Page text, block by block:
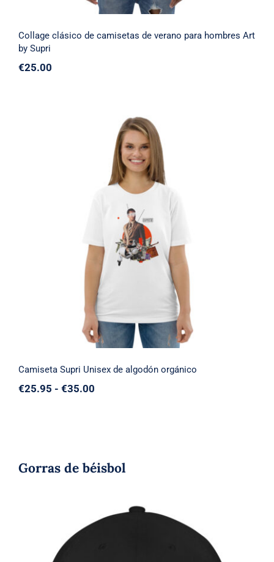
Collage clásico de camisetas de verano para hombres Art
by Supri
€25.00
Camiseta Supri Unisex de algodón
orgánico
Camiseta Supri Unisex de algodón orgánico
€25.95 - €35.00Rango
€35.00
Gorras de béisbol